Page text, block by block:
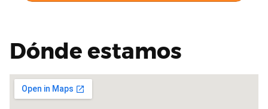
Dónde estamos